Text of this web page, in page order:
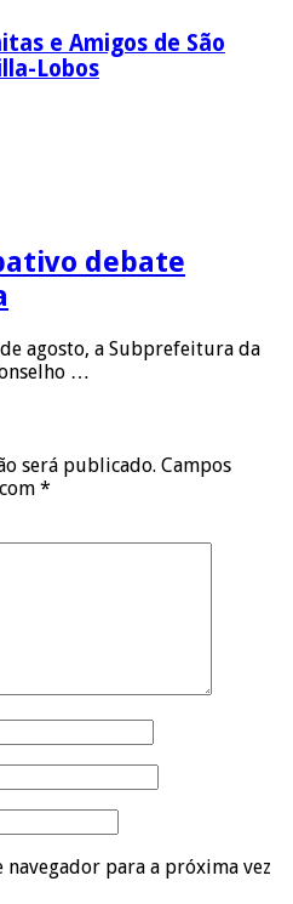
e Amigos de São
Lobos
debate
agosto, a Subprefeitura da
…
será publicado. Campos
*
navegador para a próxima vez